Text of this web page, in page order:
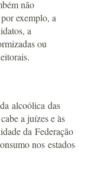
não
exemplo, a
a
ou
alcoólica das
a juízes e às
da Federação
nos estados